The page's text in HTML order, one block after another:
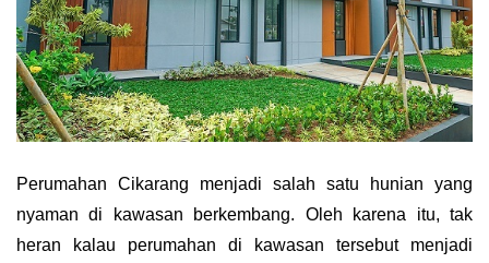
Perumahan Cikarang menjadi salah satu hunian yang
nyaman di kawasan berkembang. Oleh karena itu, tak
heran kalau perumahan di kawasan tersebut menjadi